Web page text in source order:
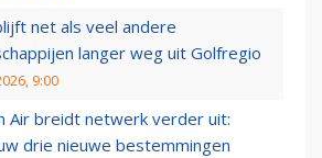
net als veel andere
langer weg uit Golfregio
9:00
Air breidt netwerk verder uit:
drie nieuwe bestemmingen